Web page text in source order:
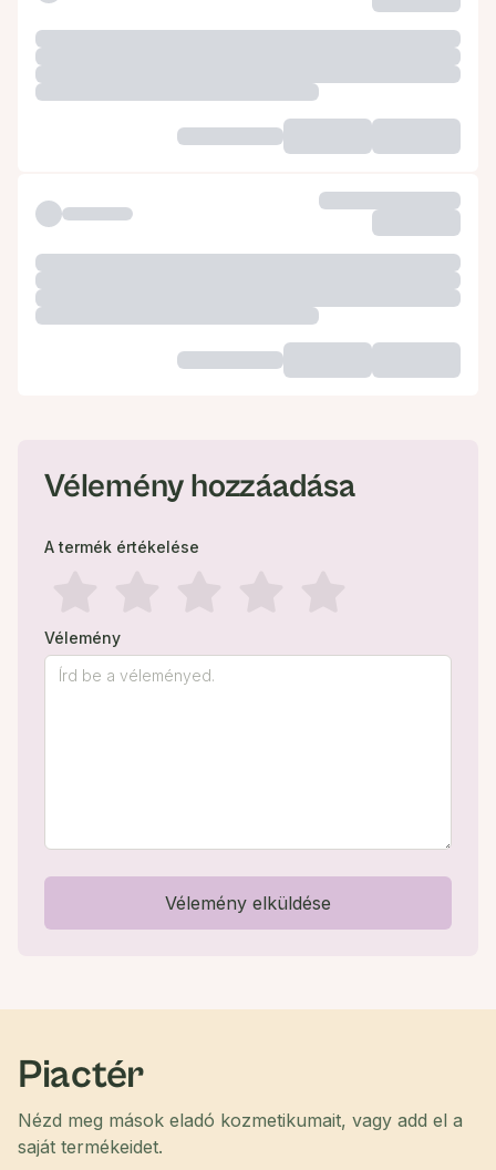
Vélemény hozzáadása
A termék értékelése
Vélemény
Vélemény elküldése
Piactér
Nézd meg mások eladó kozmetikumait, vagy add el a
saját termékeidet.